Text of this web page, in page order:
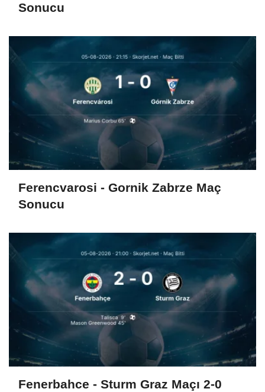
Sonucu
Ferencvarosi - Gornik Zabrze Maç
Sonucu
Fenerbahce - Sturm Graz Maçı 2-0